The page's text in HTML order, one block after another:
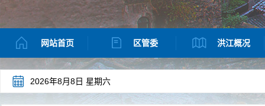
网站首页 区管委 洪江概况
2026年8月8日 星期六